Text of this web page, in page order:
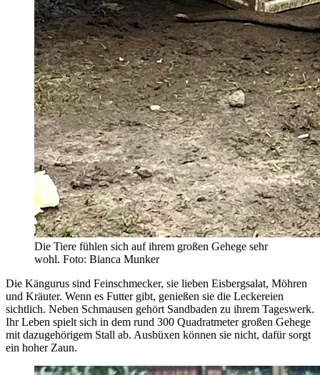
Die Tiere fühlen sich auf ihrem großen Gehege sehr
wohl. Foto: Bianca Munker
Die Kängurus sind Feinschmecker, sie lieben Eisbergsalat, Möhren
und Kräuter. Wenn es Futter gibt, genießen sie die Leckereien
sichtlich. Neben Schmausen gehört Sandbaden zu ihrem Tageswerk.
Ihr Leben spielt sich in dem rund 300 Quadratmeter großen Gehege
mit dazugehörigem Stall ab. Ausbüxen können sie nicht, dafür sorgt
ein hoher Zaun.